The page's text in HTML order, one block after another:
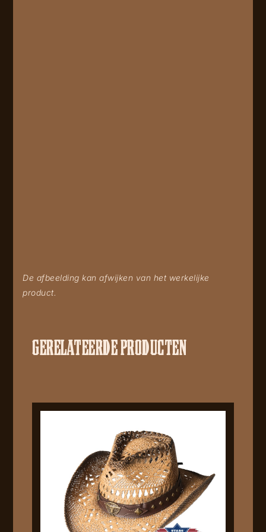
De afbeelding kan afwijken van het werkelijke
product.
GERELATEERDE PRODUCTEN